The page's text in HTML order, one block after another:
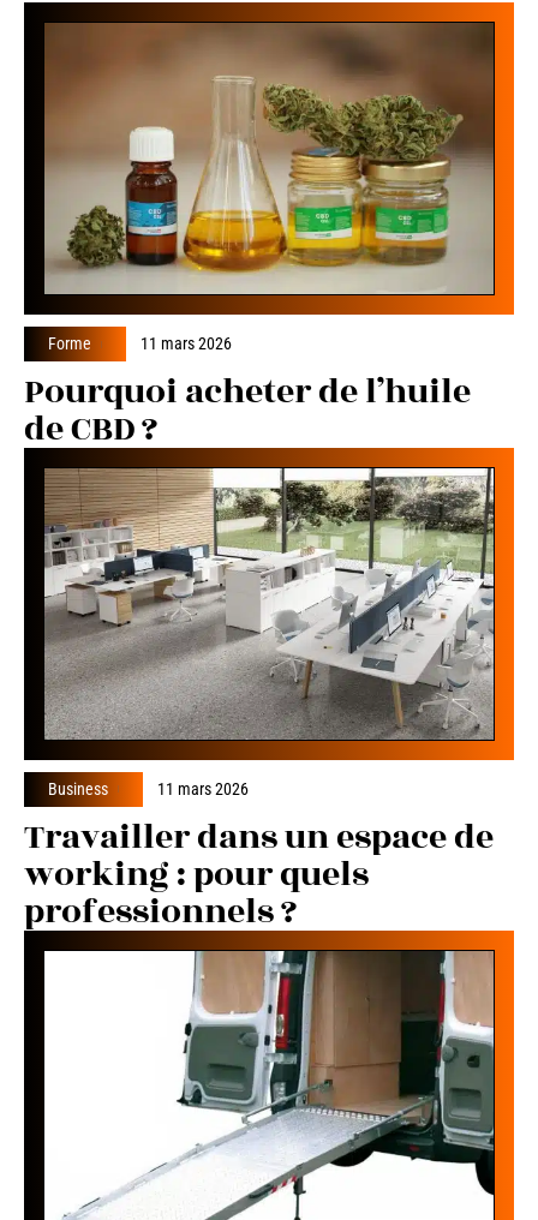
Forme 11 mars 2026
Pourquoi acheter de l’huile
de CBD ?
Business 11 mars 2026
Travailler dans un espace de
working : pour quels
professionnels ?